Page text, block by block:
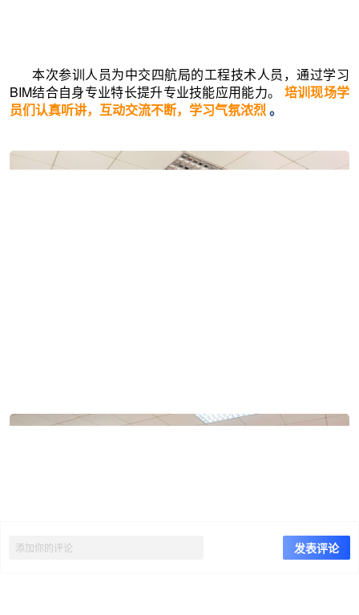
本次参训人员为中交四航局的工程技术人员，通过学习
BIM结合自身专业特长提升专业技能应用能力。
培训现场学
员们认真听讲，互动交流不断，学习气氛浓烈 。